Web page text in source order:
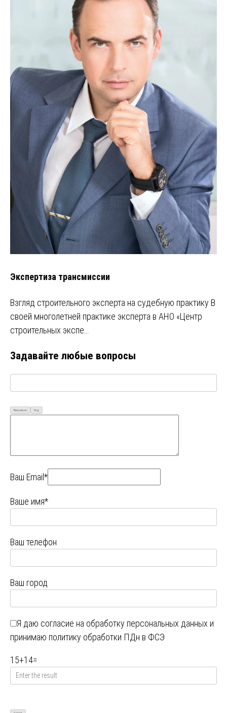
Экспертиза трансмиссии
Взгляд строительного эксперта на судебную практику В
своей многолетней практике эксперта в АНО «Центр
строительных экспе…
Задавайте любые вопросы
Визуально Код
Ваш Email*
Ваше имя*
Ваш телефон
Ваш город
Я даю согласие на обработку персональных данных и
принимаю политику обработки ПДн в ФСЭ
15+14=